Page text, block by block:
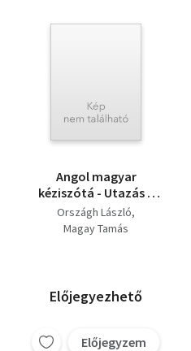
Angol magyar
kéziszótá - Utazás a
koponyám körül
Országh László
Magay Tamás
Előjegyezhető
Előjegyzem